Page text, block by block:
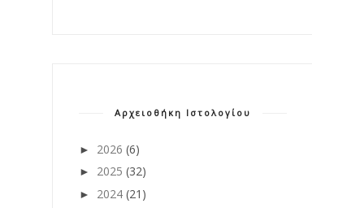
Αρχειοθήκη Ιστολογίου
► 2026 (6)
► 2025 (32)
► 2024 (21)